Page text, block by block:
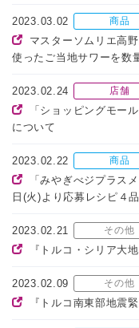
2023.03.02 商品
マスターソムリエ高
使ったご当地サワーを数
2023.02.24 店舗
「ショッピングモー
について
2023.02.22 商品
「みやぎべジプラス
日(火)より応募レシピ４
2023.02.21 その他
『トルコ・シリア大
2023.02.09 その他
『トルコ南東部地震